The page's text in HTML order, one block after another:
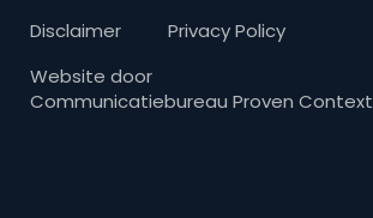
Disclaimer
Privacy Policy
Website door
Communicatiebureau Proven Context